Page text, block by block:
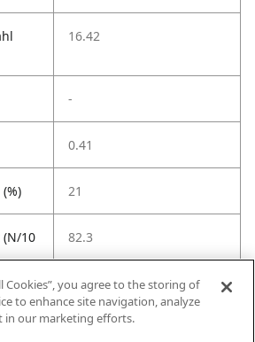
16.42
-
0.41
21
(N/10
82.3
90
Cookies”, you agree to the storing of
to enhance site navigation, analyze
in our marketing efforts.